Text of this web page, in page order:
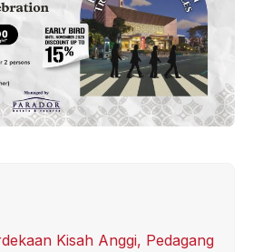
Kisah Anggi, Pedagang